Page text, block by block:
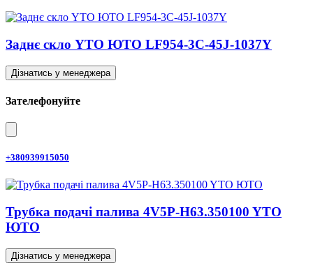
Заднє скло YTO ЮТО LF954-3C-45J-1037Y
Дізнатись у менеджера
Зателефонуйте
+380939915050
Трубка подачі палива 4V5P-H63.350100 YTO
ЮТО
Дізнатись у менеджера